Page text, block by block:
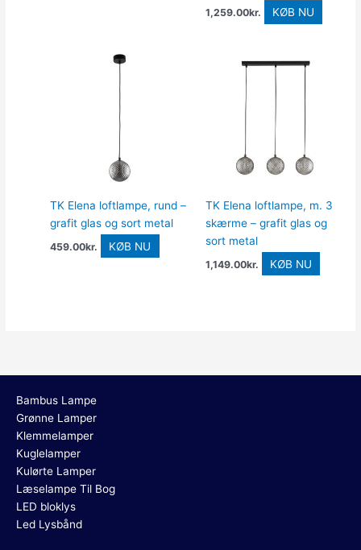
1,259.00kr. KØB NU
TK Elena loftlampe, rund –
grafit glas og sort metal
459.00kr. KØB NU
TK Elena loftlampe, m. 3
skærme – grafit glas og
sort metal
1,149.00kr. KØB NU
Bambus Lampe
Grønne Lamper
Klemmelamper
Kuglelamper
Kulørte Lamper
Læselampe Til Bog
LED bloklys
Led Lysbånd